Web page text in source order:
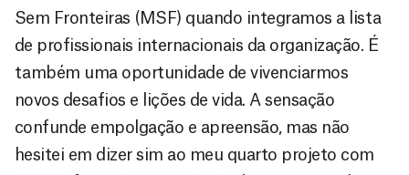
Sem Fronteiras (MSF) quando integramos a lista
de profissionais internacionais da organização. É
também uma oportunidade de vivenciarmos
novos desafios e lições de vida. A sensação
confunde empolgação e apreensão, mas não
hesitei em dizer sim ao meu quarto projeto com